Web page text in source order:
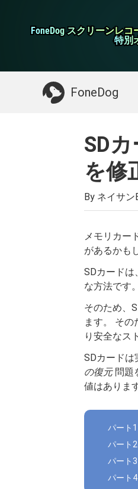
FoneDog スクリーンレコ
FoneDog スクリーンレコ
特別
特別
FoneDog
iPhoneクリーナー
お探しガイド：
SD
を修
By ネイサン
メモリカー
があるかも
SDカードは
な方法です
そのため、
ます。 そ
り安全なス
SDカードは
の復元問題
値はありま
パート
パート
パート
パート